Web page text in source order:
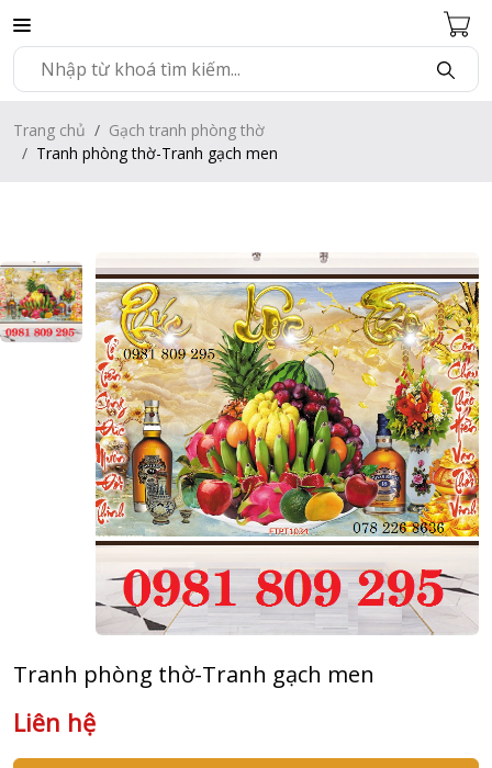
Trang chủ
Gạch tranh phòng thờ
Tranh phòng thờ-Tranh gạch men
Tranh phòng thờ-Tranh gạch men
Liên hệ